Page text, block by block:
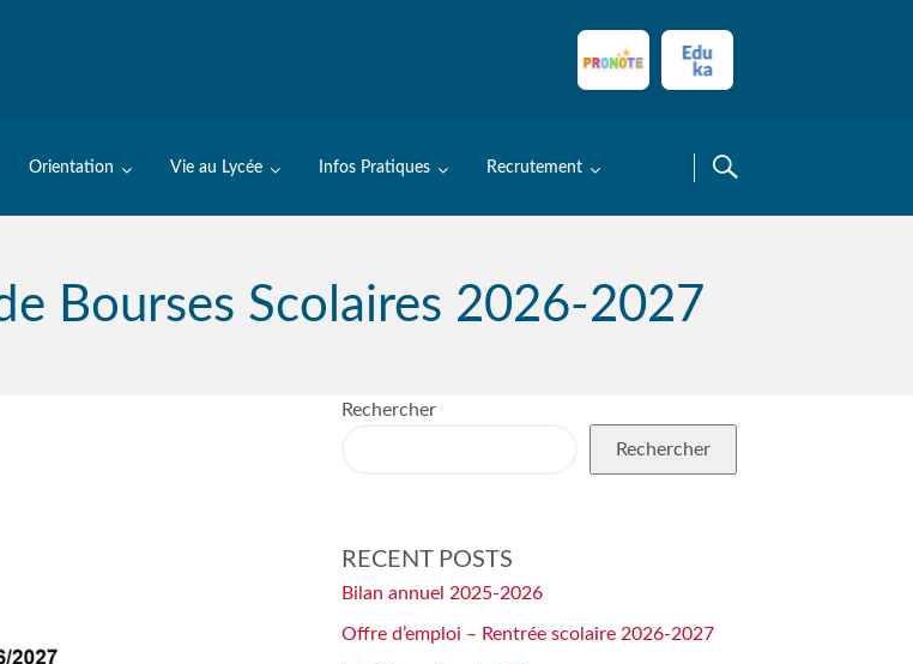
Orientation Vie au Lycée Infos Pratiques Recrutement
Bourses Scolaires 2026-2027
Rechercher
Rechercher
RECENT POSTS
Bilan annuel 2025-2026
Offre d’emploi – Rentrée scolaire 2026-2027